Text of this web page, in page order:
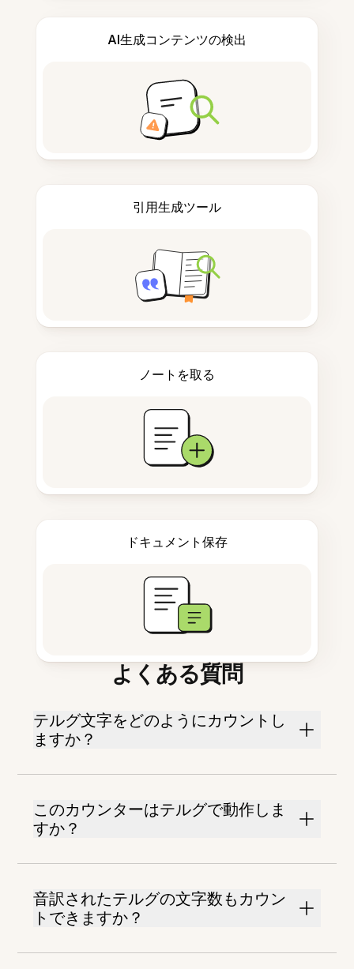
AI生成コンテンツの検出
引用生成ツール
ノートを取る
ドキュメント保存
よくある質問
テルグ文字をどのようにカウントし
ますか？
このカウンターはテルグで動作しま
すか？
音訳されたテルグの文字数もカウン
トできますか？